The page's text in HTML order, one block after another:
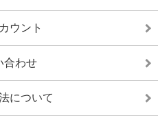
ウント
合わせ
について